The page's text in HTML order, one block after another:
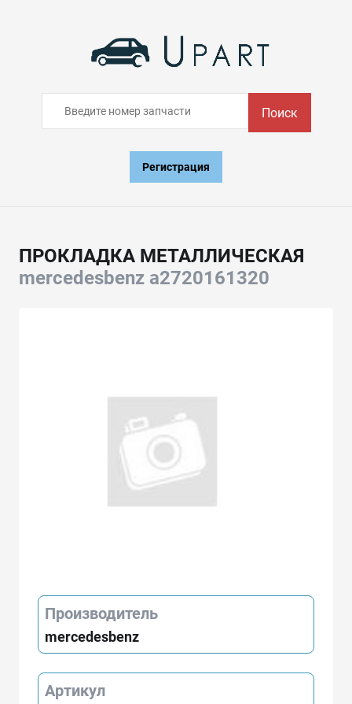
Поиск
Регистрация
ПРОКЛАДКА МЕТАЛЛИЧЕСКАЯ
mercedesbenz a2720161320
Производитель
mercedesbenz
Артикул